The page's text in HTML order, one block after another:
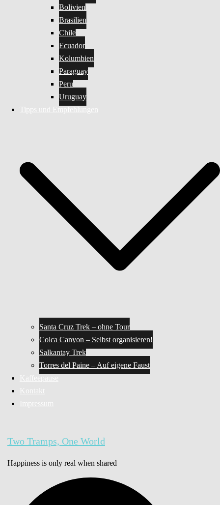
Bolivien
Brasilien
Chile
Ecuador
Kolumbien
Paraguay
Peru
Uruguay
Tipps und Empfehlungen
Santa Cruz Trek – ohne Tour
Colca Canyon – Selbst organisieren!
Salkantay Trek
Torres del Paine – Auf eigene Faust
Kaffeepause
Kontakt
Impressum
Two Tramps, One World
Happiness is only real when shared